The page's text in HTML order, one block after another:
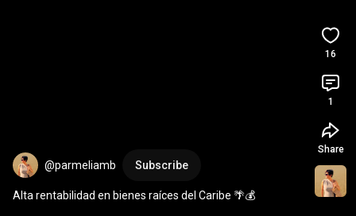
@parmeliamb Subscribe
Alta rentabilidad en bienes raíces del Caribe 🌴💰
16
1
Share